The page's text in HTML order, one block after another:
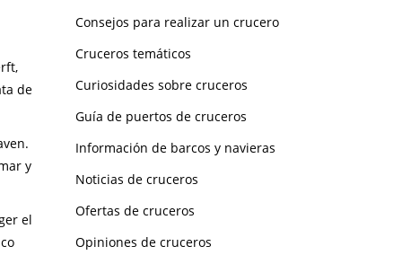
de
y
el
Consejos para realizar un crucero
Cruceros temáticos
Curiosidades sobre cruceros
Guía de puertos de cruceros
Información de barcos y navieras
Noticias de cruceros
Ofertas de cruceros
Opiniones de cruceros